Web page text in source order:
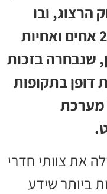
הרצוג, ובו
יוענקו תעודות הוקרה ל-26 אחים ואחיות
שנבחרה בזכות
דופן בתקופות
מערכת
את צוותי חדרי
ביותר שידע